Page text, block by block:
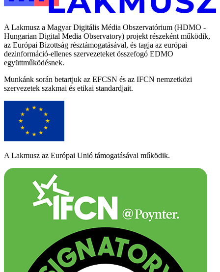
A Lakmusz a Magyar Digitális Média Obszervatórium (HDMO -
Hungarian Digital Media Observatory) projekt részeként működik,
az Európai Bizottság résztámogatásával, és tagja az európai
dezinformáció-ellenes szervezeteket összefogó EDMO
együttműködésnek.
Munkánk során betartjuk az EFCSN és az IFCN nemzetközi
szervezetek szakmai és etikai standardjait.
A Lakmusz az Európai Unió támogatásával működik.